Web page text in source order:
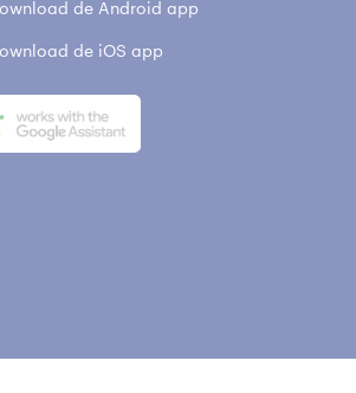
de Android app
de iOS app